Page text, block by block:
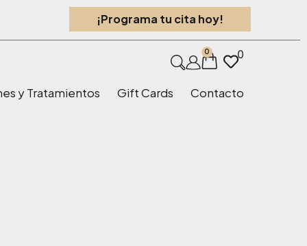
¡Programa tu cita hoy!
0 0
y Tratamientos Gift Cards Contacto